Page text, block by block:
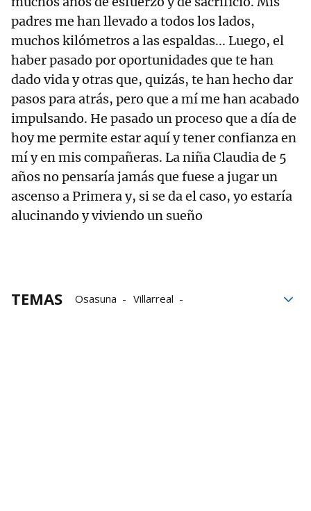
padres me han llevado a todos los lados,
muchos kilómetros a las espaldas... Luego, el
haber pasado por oportunidades que te han
dado vida y otras que, quizás, te han hecho dar
pasos para atrás, pero que a mí me han acabado
impulsando. He pasado un proceso que a día de
hoy me permite estar aquí y tener confianza en
mí y en mis compañeras. La niña Claudia de 5
años no pensaría jamás que fuese a jugar un
ascenso a Primera y, si se da el caso, yo estaría
alucinando y viviendo un sueño
TEMAS Osasuna
Villarreal